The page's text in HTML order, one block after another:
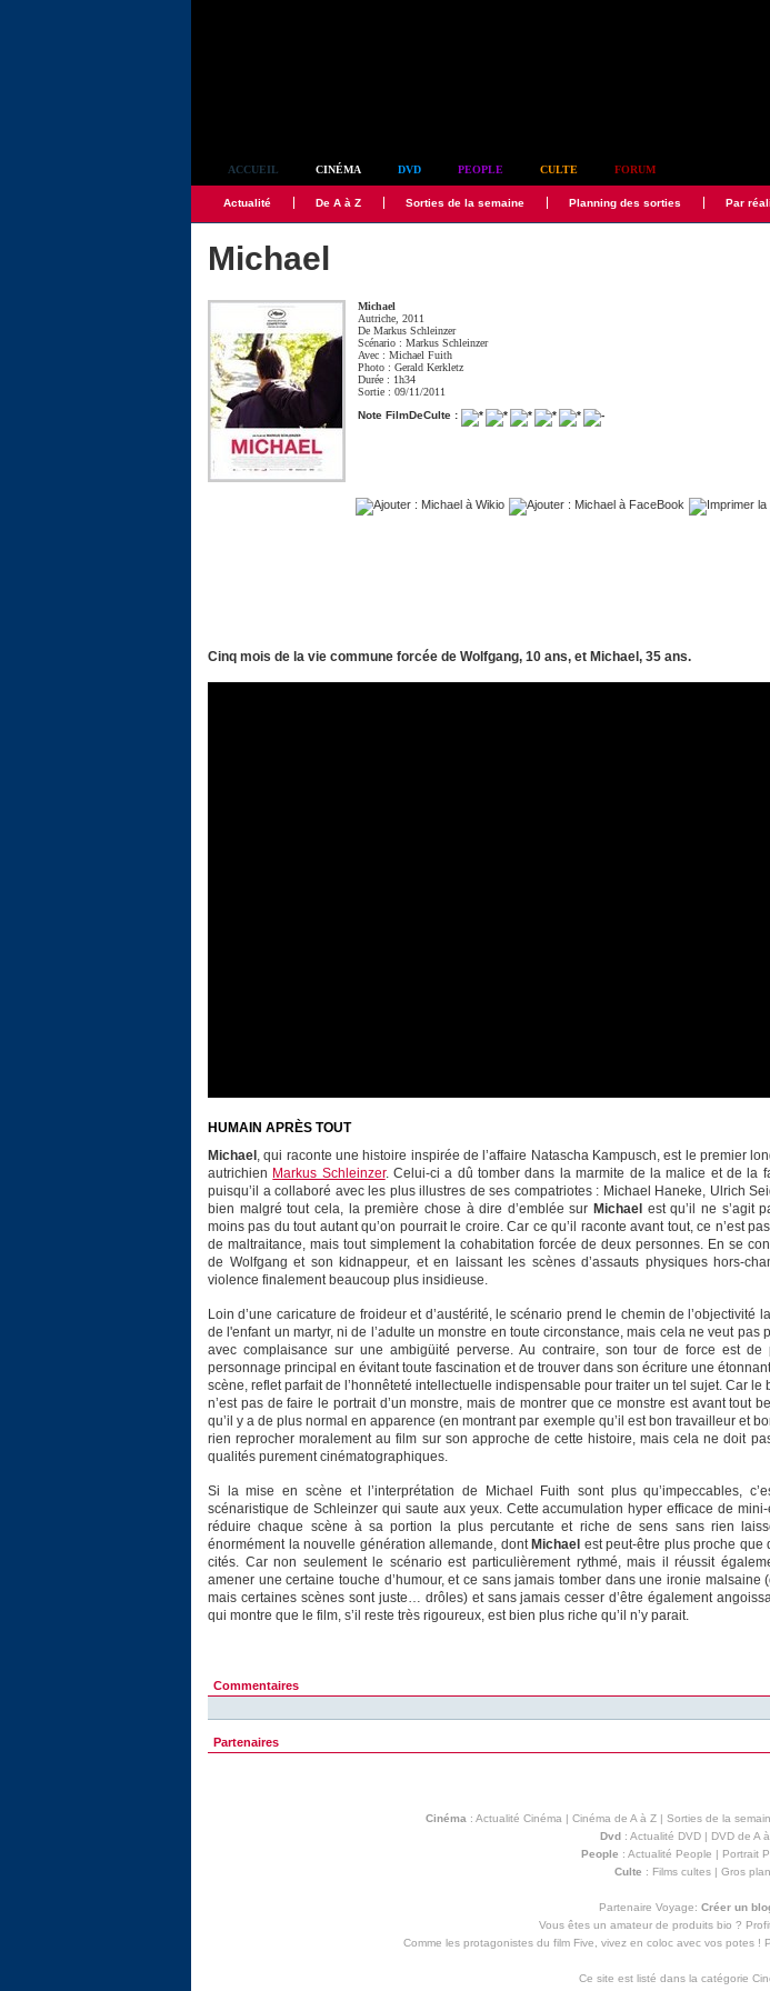
ACCUEIL CINÉMA DVD PEOPLE CULTE FORUM
Actualité De A à Z Sorties de la semaine Planning des sorties Par
Michael
Michael
Autriche, 2011
DeMarkus Schleinzer
Scénario :Markus Schleinzer
Avec :Michael Fuith
Photo :Gerald Kerkletz
Durée : 1h34
Sortie : 09/11/2011
Note FilmDeCulte :
Cinq mois de la vie commune forcée de Wolfgang, 10 ans, et Michael, 35 ans.
HUMAIN APRÈS TOUT
Michael , qui raconte une histoire inspirée de l’affaire Natascha Kampusch, est le premier
autrichien Markus Schleinzer. Celui-ci a dû tomber dans la marmite de la malice et de la
puisqu’il a collaboré avec les plus illustres de ses compatriotes : Michael Haneke, Ulrich
bien malgré tout cela, la première chose à dire d’emblée sur Michael est qu’il ne s’agit
moins pas du tout autant qu’on pourrait le croire. Car ce qu’il raconte avant tout, ce n’est
de maltraitance, mais tout simplement la cohabitation forcée de deux personnes. En se
de Wolfgang et son kidnappeur, et en laissant les scènes d’assauts physiques hors-
violence finalement beaucoup plus insidieuse.
Loin d’une caricature de froideur et d’austérité, le scénario prend le chemin de l’objectivité
de l'enfant un martyr, ni de l’adulte un monstre en toute circonstance, mais cela ne veut pas
avec complaisance sur une ambigüité perverse. Au contraire, son tour de force est de
personnage principal en évitant toute fascination et de trouver dans son écriture une
scène, reflet parfait de l’honnêteté intellectuelle indispensable pour traiter un tel sujet. Car le
n’est pas de faire le portrait d’un monstre, mais de montrer que ce monstre est avant tout
qu’il y a de plus normal en apparence (en montrant par exemple qu’il est bon travailleur et
rien reprocher moralement au film sur son approche de cette histoire, mais cela ne doit
qualités purement cinématographiques.
Si la mise en scène et l’interprétation de Michael Fuith sont plus qu’impeccables,
scénaristique de Schleinzer qui saute aux yeux. Cette accumulation hyper efficace de
réduire chaque scène à sa portion la plus percutante et riche de sens sans rien
énormément la nouvelle génération allemande, dont Michael est peut-être plus proche que
cités. Car non seulement le scénario est particulièrement rythmé, mais il réussit
amener une certaine touche d’humour, et ce sans jamais tomber dans une ironie malsaine
mais certaines scènes sont juste… drôles) et sans jamais cesser d’être également
qui montre que le film, s’il reste très rigoureux, est bien plus riche qu’il n’y parait.
Commentaires
Partenaires
Cinéma : Actualité Cinéma | Cinéma de A à Z| Sorties de la
Dvd: Actualité DVD| DVD de A
People : Actualité People | Portrait
Culte : Films cultes | Gros
Partenaire Voyage: Créer un
Vous êtes un amateur de produits bio ?
Comme les protagonistes du film Five, vivez en coloc avec vos potes !
Ce site est listé dans la catégorie